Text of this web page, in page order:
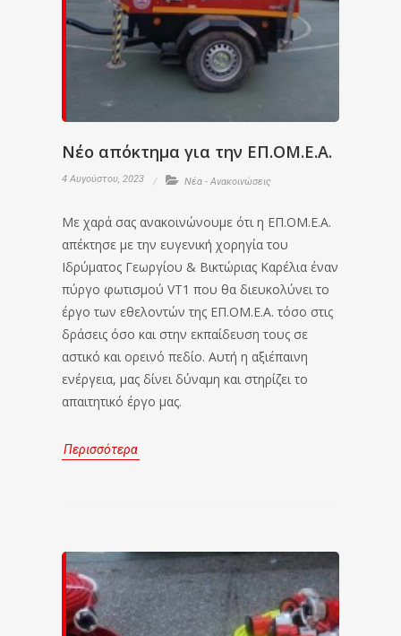
Νέο απόκτημα για την ΕΠ.ΟΜ.Ε.Α.
4 Αυγούστου, 2023 Νέα - Ανακοινώσεις
Με χαρά σας ανακοινώνουμε ότι η ΕΠ.ΟΜ.Ε.Α.
απέκτησε με την ευγενική χορηγία του
Ιδρύματος Γεωργίου & Βικτώριας Καρέλια έναν
πύργο φωτισμού VT1 που θα διευκολύνει το
έργο των εθελοντών της ΕΠ.ΟΜ.Ε.Α. τόσο στις
δράσεις όσο και στην εκπαίδευση τους σε
αστικό και ορεινό πεδίο. Αυτή η αξιέπαινη
ενέργεια, μας δίνει δύναμη και στηρίζει το
απαιτητικό έργο μας.
Περισσότερα